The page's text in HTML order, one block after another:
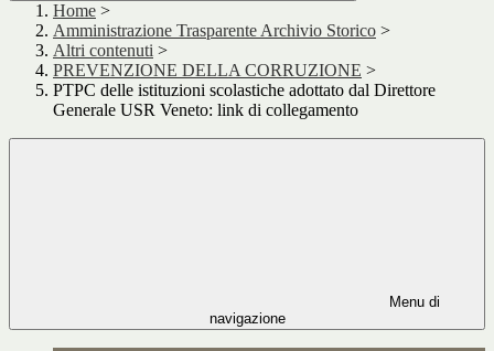
Home >
Amministrazione Trasparente Archivio Storico >
Altri contenuti >
PREVENZIONE DELLA CORRUZIONE >
PTPC delle istituzioni scolastiche adottato dal Direttore
Generale USR Veneto: link di collegamento
Menu di
navigazione